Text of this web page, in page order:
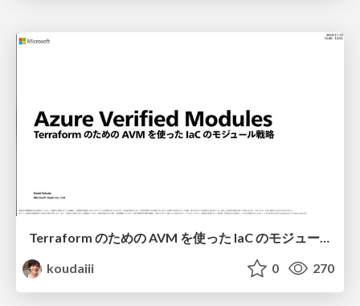
Terraform のための AVM を使った IaC のモジュール戦略 / Azure Verified Modules for Terraform
koudaiii
0 270